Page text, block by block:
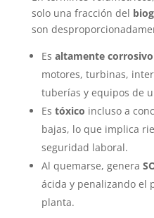
solo una fracción del
son
Es altamente corrosivo
motores, turbinas,
tuberías y equipos de
Es tóxico incluso a
bajas, lo que implica
seguridad laboral.
Al quemarse, genera
ácida y penalizando el
planta.